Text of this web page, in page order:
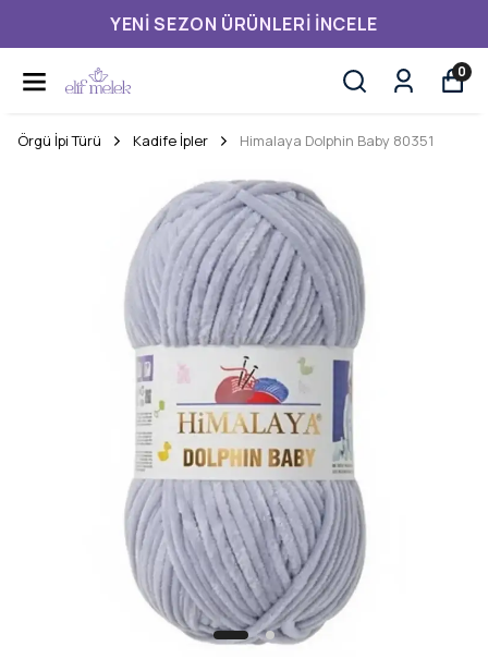
YENI SEZON ÜRÜNLERI İNCELE
0
Örgü İpi Türü Kadife İpler Himalaya Dolphin Baby 80351